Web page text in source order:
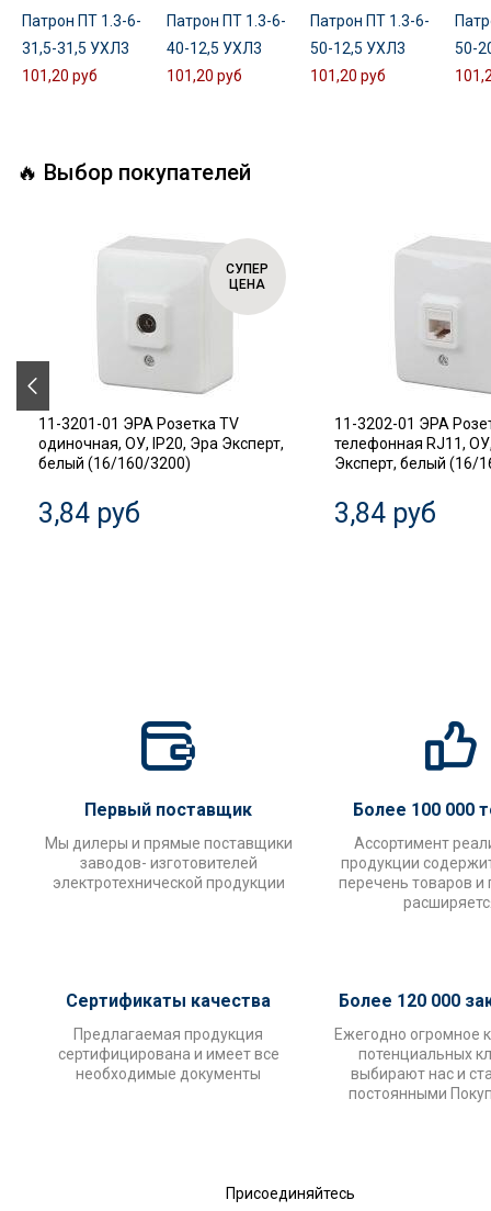
Патрон ПТ 1.3-6-
31,5-31,5 УХЛ3
101,20 руб
Патрон ПТ 1.3-6-
40-12,5 УХЛ3
101,20 руб
Патрон ПТ 1.3-6-
50-12,5 УХЛ3
101,20 руб
50-
🔥 Выбор покупателей
СУПЕР
ЦЕНА
11-3201-01 ЭРА Розетка TV
одиночная, ОУ, IP20, Эра Эксперт,
белый (16/160/3200)
3,84 руб
11-3202-01 ЭРА
телефонная RJ11,
Эксперт, белый (16/
3,84 руб
Первый поставщик
Мы дилеры и прямые поставщики
заводов- изготовителей
электротехнической продукции
Более 100 000
Ассортимент
продукции
перечень товаров и
Сертификаты качества
Предлагаемая продукция
сертифицирована и имеет все
необходимые документы
Более 120 000
Ежегодно огромное
потенциальных
выбирают нас и
постоянными
Присоединяйтесь